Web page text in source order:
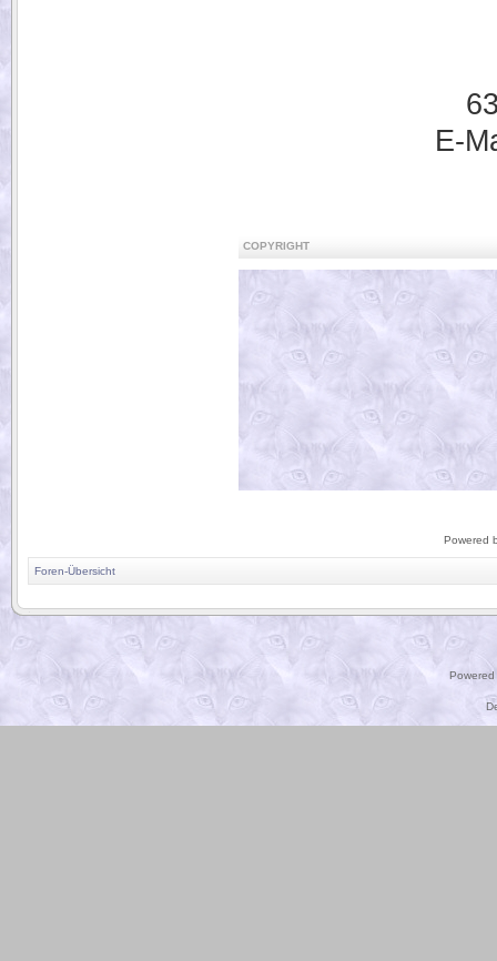
E-
COPYRIGHT
Powered
Foren-Übersicht
.